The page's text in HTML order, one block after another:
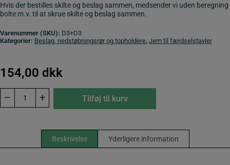
Hvis der bestilles skilte og beslag sammen, medsender vi uden beregning
bolte m.v. til at skrue skilte og beslag sammen.
Varenummer (SKU): D3+D3
Kategorier: Beslag, nedstøbningsrør og topholdere, Jern til færdselstavler
154,00 dkk
–
Beslag
(komplet
sæt)
+ Tilføj til kurv
Beskrivelse Yderligere information